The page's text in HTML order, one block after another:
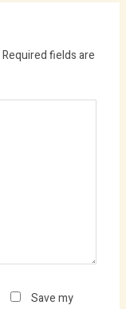
Required fields are
Save my